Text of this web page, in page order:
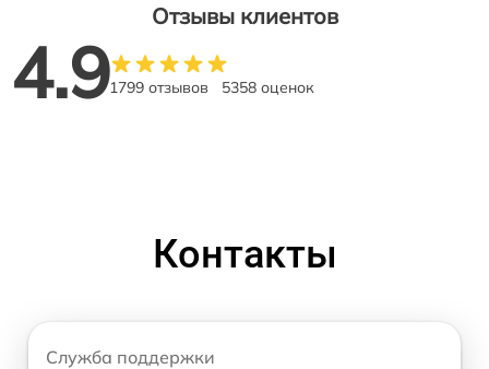
Отзывы клиентов
4.91799 отзывов 5358 оценок
Контакты
Служба поддержки